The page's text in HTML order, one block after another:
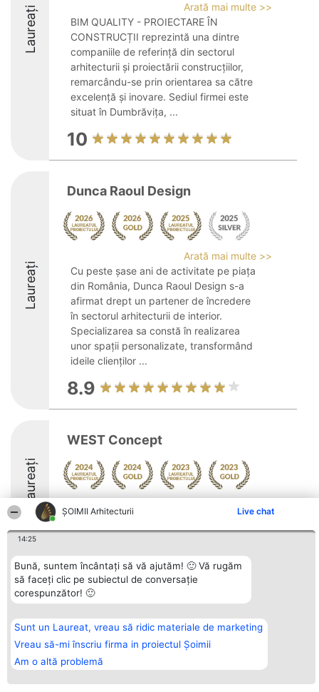
ȘOIMII Arhitecturii Live chat
14:25
Bună, suntem încântați să vă ajutăm! 🙂 Vă rugăm
să faceți clic pe subiectul de conversație
corespunzător! 🙂
Sunt un Laureat, vreau să ridic materiale de marketing
Vreau să-mi înscriu firma in proiectul Șoimii
Am o altă problemă
Laureați
Arată mai multe >>
BIM QUALITY - PROIECTARE ÎN
CONSTRUCȚII reprezintă una dintre
companiile de referință din sectorul
arhitecturii și proiectării construcțiilor,
remarcându-se prin orientarea sa către
excelență și inovare. Sediul firmei este
situat în Dumbrăvița, ...
10
Laureați
Dunca Raoul Design
Arată mai multe >>
Cu peste șase ani de activitate pe piața
din România, Dunca Raoul Design s-a
afirmat drept un partener de încredere
în sectorul arhitecturii de interior.
Specializarea sa constă în realizarea
unor spații personalizate, transformând
ideile clienților ...
8.9
Laureați
WEST Concept
Organizator Ranking
BRIGHT SOLUTIONS BR SRL
Aleea Timisul De Sus 2 Bl. A30
București
tel: +40 770 990 492
Plebiscyt
Lista Tuturor
Reguli
Politica de